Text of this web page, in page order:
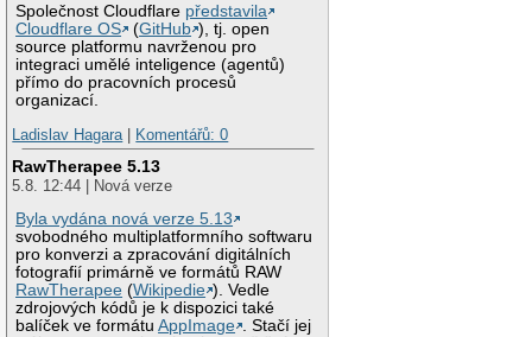
Společnost Cloudflare představila
Cloudflare OS
(GitHub ), tj. open
source platformu navrženou pro
integraci umělé inteligence (agentů)
přímo do pracovních procesů
organizací.
Ladislav Hagara| Komentářů: 0
RawTherapee 5.13
5.8. 12:44 | Nová verze
Byla vydána nová verze 5.13
svobodného multiplatformního softwaru
pro konverzi a zpracování digitálních
fotografií primárně ve formátů RAW
RawTherapee (Wikipedie ). Vedle
zdrojových kódů je k dispozici také
balíček ve formátuAppImage . Stačí jej